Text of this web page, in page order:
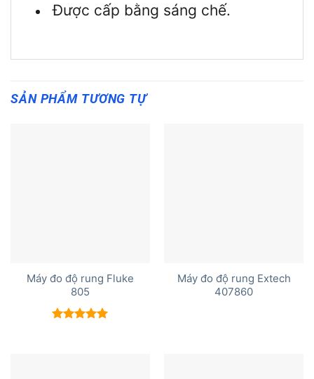
Được cấp bằng sáng chế.
SẢN PHẨM TƯƠNG TỰ
Máy đo độ rung Fluke
805
Máy đo độ rung Extech
407860